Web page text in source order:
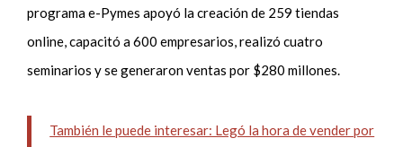
programa e-Pymes apoyó la creación de 259 tiendas
online, capacitó a 600 empresarios, realizó cuatro
seminarios y se generaron ventas por $280 millones.
También le puede interesar: Legó la hora de vender por